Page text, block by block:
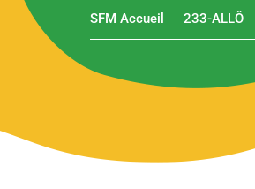
SFM Accueil 233-ALLÔ